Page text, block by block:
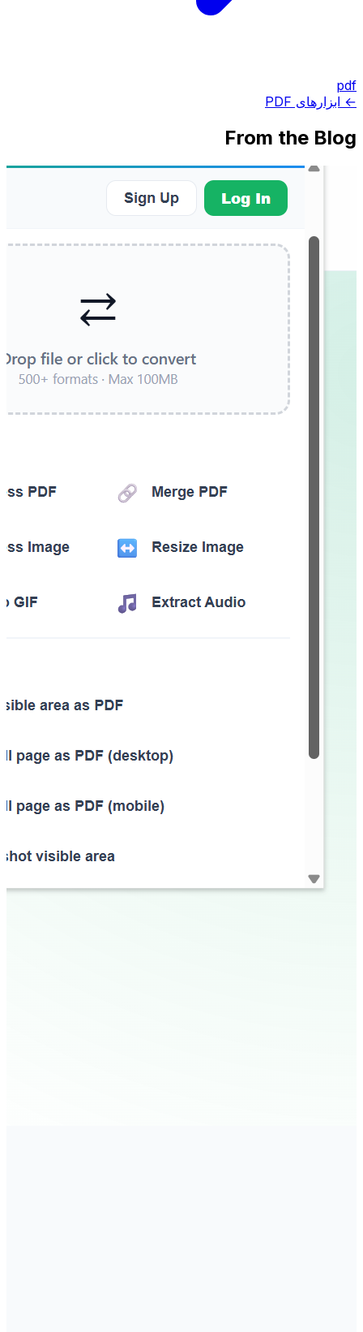
pdf
← ابزارهای PDF
From the Blog